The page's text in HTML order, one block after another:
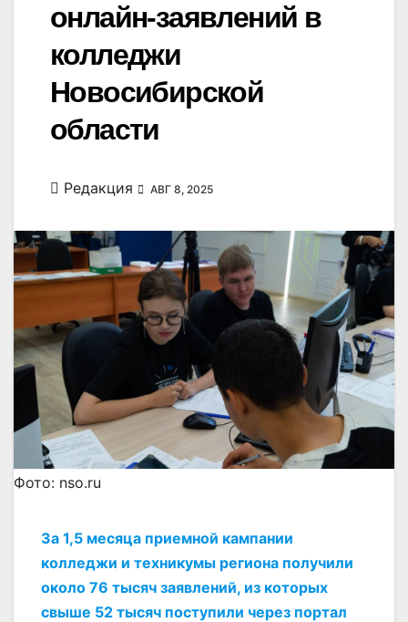
онлайн-заявлений в
колледжи
Новосибирской
области
Редакция АВГ 8, 2025
Фото: nso.ru
За 1,5 месяца приемной кампании
колледжи и техникумы региона получили
около 76 тысяч заявлений, из которых
свыше 52 тысяч поступили через портал